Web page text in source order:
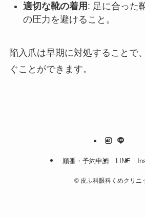
適切な靴の着用 : 足に合った
の圧力を避けること。
陥入爪は早期に対処することで
ぐことができます。
順番・予約申請 LINE
©皮ふ科眼科くめクリニ